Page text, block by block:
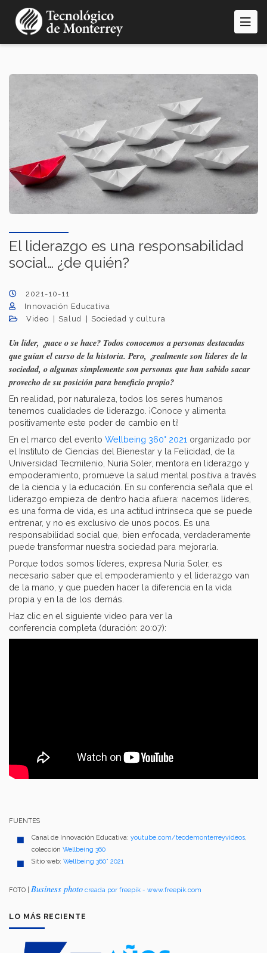
contenido
El liderazgo es una responsabilidad
social… ¿de quién?
2021-10-11
Innovación Educativa
Video
Salud Sociedad y cultura
Un líder, ¿nace o se hace? Todos conocemos a personas destacadas
que guían el curso de la historia. Pero, ¿realmente son líderes de la
sociedad, o algunas simplemente son personas que han sabido sacar
provecho de su posición para beneficio propio?
En realidad, por naturaleza, todos los seres humanos
tenemos cualidades de liderazgo. ¡Conoce y alimenta
positivamente este poder de cambio en ti!
En el marco del evento Wellbeing 360° 2021 organizado por
el Instituto de Ciencias del Bienestar y la Felicidad, de la
Universidad Tecmilenio, Nuria Soler, mentora en liderazgo y
empoderamiento, promueve la salud mental positiva a través
de la ciencia y la educación. En su conferencia señala que el
liderazgo empieza de dentro hacia afuera: nacemos líderes,
es una forma de vida, es una actitud intrínseca que se puede
entrenar, y no es exclusivo de unos pocos. Es una
responsabilidad social que, bien enfocada, verdaderamente
puede transformar nuestra sociedad para mejorarla.
Porque todos somos líderes, expresa Nuria Soler, es
necesario saber que el empoderamiento y el liderazgo van
de la mano, y que pueden hacer la diferencia en la vida
propia y en la de los demás.
Haz clic en el siguiente video para ver la
conferencia completa (duración: 20:07):
FUENTES
Canal de Innovación Educativa: youtube.com/tecdemonterreyvideos,
colección Wellbeing 360
Sitio web: Wellbeing 360° 2021
FOTO | Business photo creada por freepik - www.freepik.com
LO MÁS RECIENTE